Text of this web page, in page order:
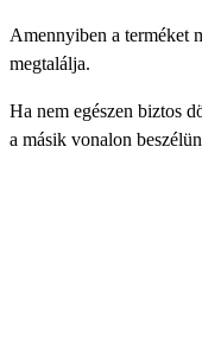
Amennyiben a terméket
megtalálja.
Ha nem egészen biztos
a másik vonalon